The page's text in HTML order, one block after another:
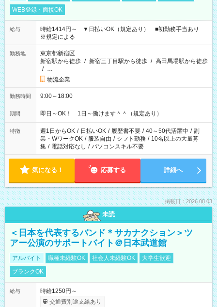
WEB登録・面接OK
給与
時給1414円～ ▼日払いOK（規定あり） ■初勤務手当あり
※規定による
勤務地
東京都新宿区
新宿駅から徒歩 / 新宿三丁目駅から徒歩 / 高田馬場駅から徒歩
/ …
物流企業
勤務時間 9:00～18:00
期間 即日～OK！ 1日～働けます＾＾（規定あり）
特徴 週1日からOK / 日払いOK / 履歴書不要 / 40～50代活躍中 / 副
業・WワークOK / 服装自由 / シフト勤務 / 10名以上の大量募
集 / 電話対応なし / パソコンスキル不要
気になる！ 応募する 詳細へ
掲載日：2026.08.03
未読
＜日本を代表するバンド＊サカナクション＞ツ
アー公演のサポートバイト＠日本武道館
アルバイト 職種未経験OK 社会人未経験OK
大学生歓迎
ブランクOK
給与
時給1250円～
交通費別途支給あり